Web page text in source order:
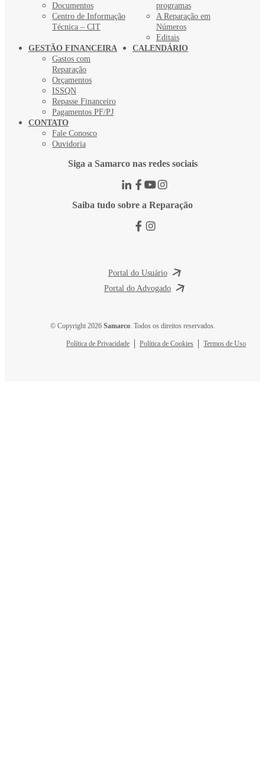
Documentos
Centro de Informação
Técnica – CIT
programas
A Reparação em
Números
Editais
GESTÃO FINANCEIRA
Gastos com
Reparação
Orçamentos
ISSQN
Repasse Financeiro
Pagamentos PF/PJ
CALENDÁRIO
CONTATO
Fale Conosco
Ouvidoria
Siga a Samarco nas redes sociais
Saiba tudo sobre a Reparação
Portal do Usuário
Portal do Advogado
© Copyright 2026 Samarco. Todos os direitos reservados.
Política de Privacidade Política de Cookies Termos de Uso